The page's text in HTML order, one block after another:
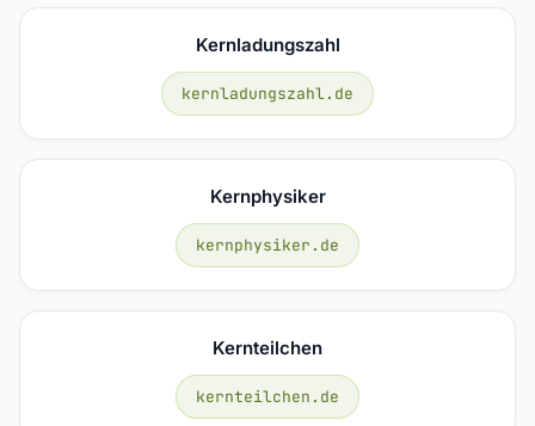
Kernladungszahl
kernladungszahl.de
Kernphysiker
kernphysiker.de
Kernteilchen
kernteilchen.de